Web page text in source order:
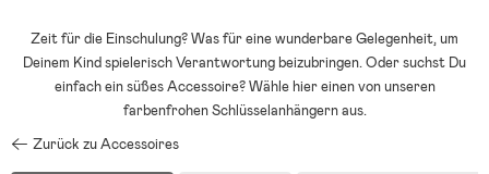
Zeit für die Einschulung? Was für eine wunderbare Gelegenheit, um
Deinem Kind spielerisch Verantwortung beizubringen. Oder suchst Du
einfach ein süßes Accessoire? Wähle hier einen von unseren
farbenfrohen Schlüsselanhängern aus.
Zurück zu Accessoires